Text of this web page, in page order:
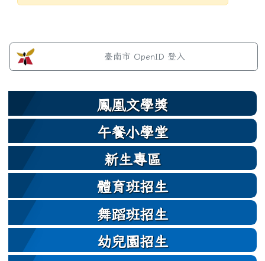
左邊區域內容
臺南市 OpenID 登入
鳳凰文學獎
午餐小學堂
新生專區
體育班招生
舞蹈班招生
幼兒園招生